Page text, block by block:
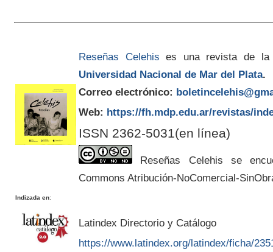
Reseñas Celehis es una revista de la
Universidad Nacional de Mar del Plata.
Correo electrónico:
Web: https://fh.mdp.edu.ar/revistas/
ISSN 2362-5031(en línea)
Reseñas Celehis se
Commons Atribución-NoComercial-
Indizada en:
Latindex Directorio y Catálogo
https://www.latindex.org/latindex/ficha/